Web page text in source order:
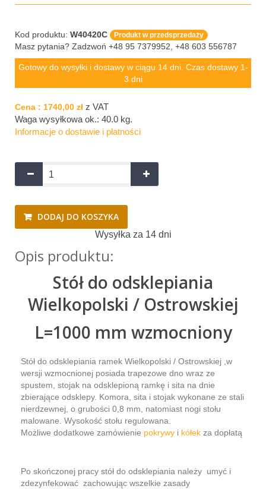
Kod produktu: W40420C Produkt w przedsprzedaży
Masz pytania? Zadzwoń +48 95 7379952, +48 603 556787
Gotowy do wysyłki i dostawy w ciągu 14 dni. Czas dostawy 1-
3 dni
Cena : 1740,00 zł z VAT
Waga wysyłkowa ok.: 40.0 kg.
Informacje o dostawie i płatności
DODAJ DO KOSZYKA
Wysyłka za 14 dni
Opis produktu:
Stół do odsklepiania
Wielkopolski / Ostrowskiej
L=1000 mm wzmocniony
Stół do odsklepiania ramek Wielkopolski / Ostrowskiej ,w
wersji wzmocnionej posiada trapezowe dno wraz ze
spustem, stojak na odsklepioną ramkę i sita na dnie
zbierające odsklepy. Komora, sita i stojak wykonane ze stali
nierdzewnej, o grubości 0,8 mm, natomiast nogi stołu
malowane. Wysokość stołu regulowana.
Możliwe dodatkowe zamówienie pokrywy i kółek za dopłatą
Po skończonej pracy stół do odsklepiania należy umyć i
zdezynfekować zachowując wszelkie zasady